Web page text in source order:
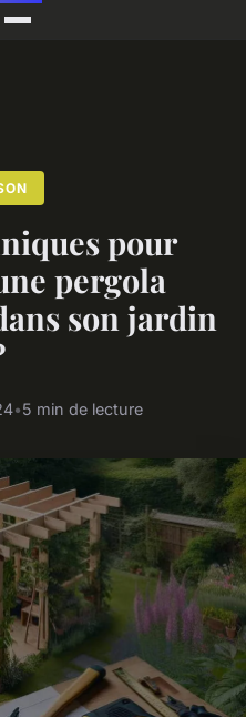
pour
pergola
son jardin
•5 min de lecture